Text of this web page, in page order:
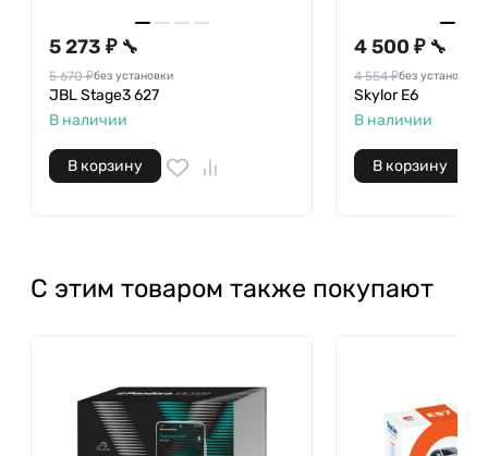
5 273 ₽ 🔧
5 670 ₽без установки
JBL Stage3 627
В наличии
В корзину
4 500 ₽ 🔧
4 554 ₽без установки
Skylor E6
В наличии
В корзину
С этим товаром также покупают